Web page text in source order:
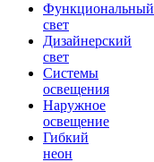
Функциональный
свет
Дизайнерский
свет
Системы
освещения
Наружное
освещение
Гибкий
неон